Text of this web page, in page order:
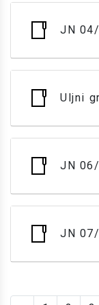
JN
Uljni
JN
JN